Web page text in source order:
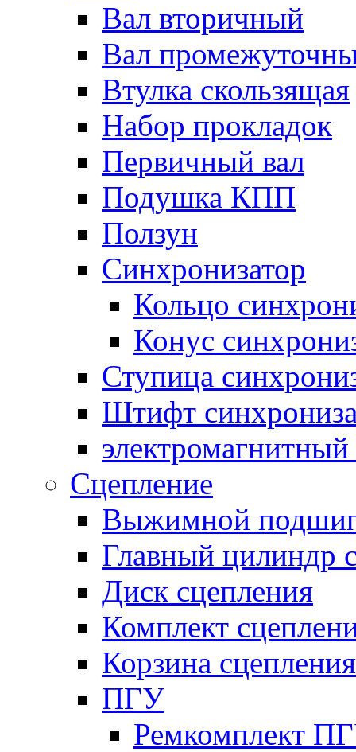
Вал вторичный
Вал
Втулка скользящая
Набор прокладок
Первичный вал
Подушка КПП
Ползун
Синхронизатор
Кольцо
Конус
Ступица
Штифт
электромагнитный
Сцепление
Выжимной
Главный цилиндр
Диск сцепления
Комплект
Корзина сцепления
ПГУ
Ремкомплект